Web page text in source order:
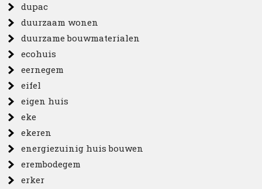
dupac
duurzaam wonen
duurzame bouwmaterialen
ecohuis
eernegem
eifel
eigen huis
eke
ekeren
energiezuinig huis bouwen
erembodegem
erker